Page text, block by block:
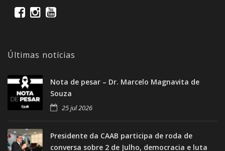
Últimas notícias
Nota de pesar – Dr. Marcelo Magnavita de
Souza
25 jul 2026
Presidente da CAAB participa de roda de
conversa sobre 2 de Julho, democracia e luta